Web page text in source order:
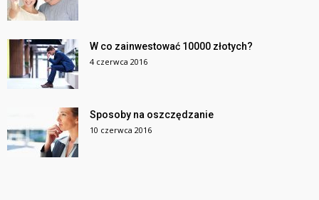
W co zainwestować 10000 złotych?
4 czerwca 2016
Sposoby na oszczędzanie
10 czerwca 2016